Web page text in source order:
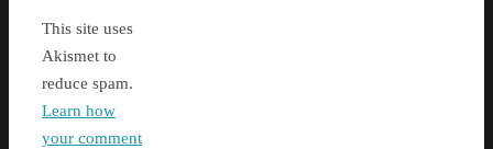
This site uses
Akismet to
reduce spam.
Learn how
your comment